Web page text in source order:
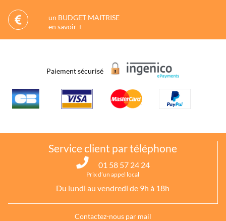
un BUDGET MAITRISE
en savoir +
Paiement sécurisé
Service client par téléphone
01 58 57 24 24
Prix d’un appel local
Du lundi au vendredi de 9h à 18h
Contactez-nous par mail